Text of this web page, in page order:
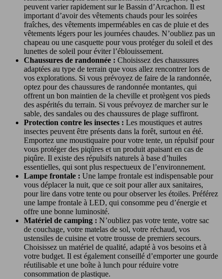
peuvent varier rapidement sur le Bassin d’Arcachon. Il est
important d’avoir des vêtements chauds pour les soirées
fraîches, des vêtements imperméables en cas de pluie et des
vêtements légers pour les journées chaudes. N’oubliez pas un
chapeau ou une casquette pour vous protéger du soleil et des
lunettes de soleil pour éviter l’éblouissement.
Chaussures de randonnée : Choisissez des chaussures
adaptées au type de terrain que vous allez rencontrer lors de
vos explorations. Si vous prévoyez de faire de la randonnée,
optez pour des chaussures de randonnée montantes, qui
offrent un bon maintien de la cheville et protègent vos pieds
des aspérités du terrain. Si vous prévoyez de marcher sur le
sable, des sandales ou des chaussures de plage suffiront.
Protection contre les insectes : Les moustiques et autres
insectes peuvent être présents dans la forêt, surtout en été.
Emportez une moustiquaire pour votre tente, un répulsif pour
vous protéger des piqûres et un produit apaisant en cas de
piqûre. Il existe des répulsifs naturels à base d’huiles
essentielles, qui sont plus respectueux de l’environnement.
Lampe frontale : Une lampe frontale est indispensable pour
vous déplacer la nuit, que ce soit pour aller aux sanitaires,
pour lire dans votre tente ou pour observer les étoiles. Préférez
une lampe frontale à LED, qui consomme peu d’énergie et
offre une bonne luminosité.
Matériel de camping : N’oubliez pas votre tente, votre sac
de couchage, votre matelas de sol, votre réchaud, vos
ustensiles de cuisine et votre trousse de premiers secours.
Choisissez un matériel de qualité, adapté à vos besoins et à
votre budget. Il est également conseillé d’emporter une gourde
réutilisable et une boîte à lunch pour réduire votre
consommation de plastique.